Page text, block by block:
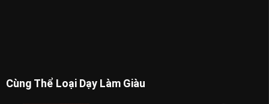
Cùng Thể Loại Dạy Làm Giàu